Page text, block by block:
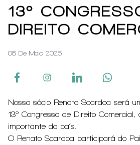
13º
DIREITO
08 De Maio 2025
Nosso sócio Renato Scardoa será
13º Congresso de Direito Comercial,
importante do país.
O Renato Scardoa participará do